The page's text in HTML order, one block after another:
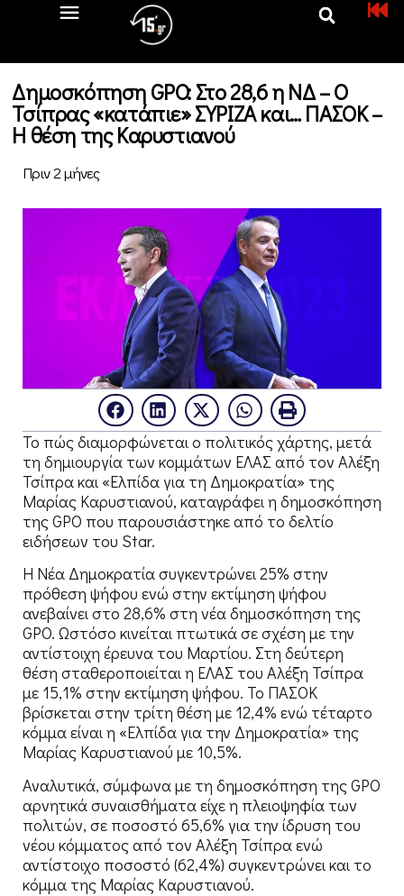
Δημοσκόπηση GPO: Στο 28,6 η ΝΔ – Ο
Τσίπρας «κατάπιε» ΣΥΡΙΖΑ και… ΠΑΣΟΚ –
Η θέση της Καρυστιανού
Πριν 2 μήνες
Το πώς διαμορφώνεται ο πολιτικός χάρτης, μετά
τη δημιουργία των κομμάτων ΕΛΑΣ από τον Αλέξη
Τσίπρα και «Ελπίδα για τη Δημοκρατία» της
Μαρίας Καρυστιανού, καταγράφει η δημοσκόπηση
της GPO που παρουσιάστηκε από το δελτίο
ειδήσεων του Star.
Η Νέα Δημοκρατία συγκεντρώνει 25% στην
πρόθεση ψήφου ενώ στην εκτίμηση ψήφου
ανεβαίνει στο 28,6% στη νέα δημοσκόπηση της
GPO. Ωστόσο κινείται πτωτικά σε σχέση με την
αντίστοιχη έρευνα του Μαρτίου. Στη δεύτερη
θέση σταθεροποιείται η ΕΛΑΣ του Αλέξη Τσίπρα
με 15,1% στην εκτίμηση ψήφου. Το ΠΑΣΟΚ
βρίσκεται στην τρίτη θέση με 12,4% ενώ τέταρτο
κόμμα είναι η «Ελπίδα για την Δημοκρατία» της
Μαρίας Καρυστιανού με 10,5%.
Αναλυτικά, σύμφωνα με τη δημοσκόπηση της GPO
αρνητικά συναισθήματα είχε η πλειοψηφία των
πολιτών, σε ποσοστό 65,6% για την ίδρυση του
νέου κόμματος από τον Αλέξη Τσίπρα ενώ
αντίστοιχο ποσοστό (62,4%) συγκεντρώνει και το
κόμμα της Μαρίας Καρυστιανού.